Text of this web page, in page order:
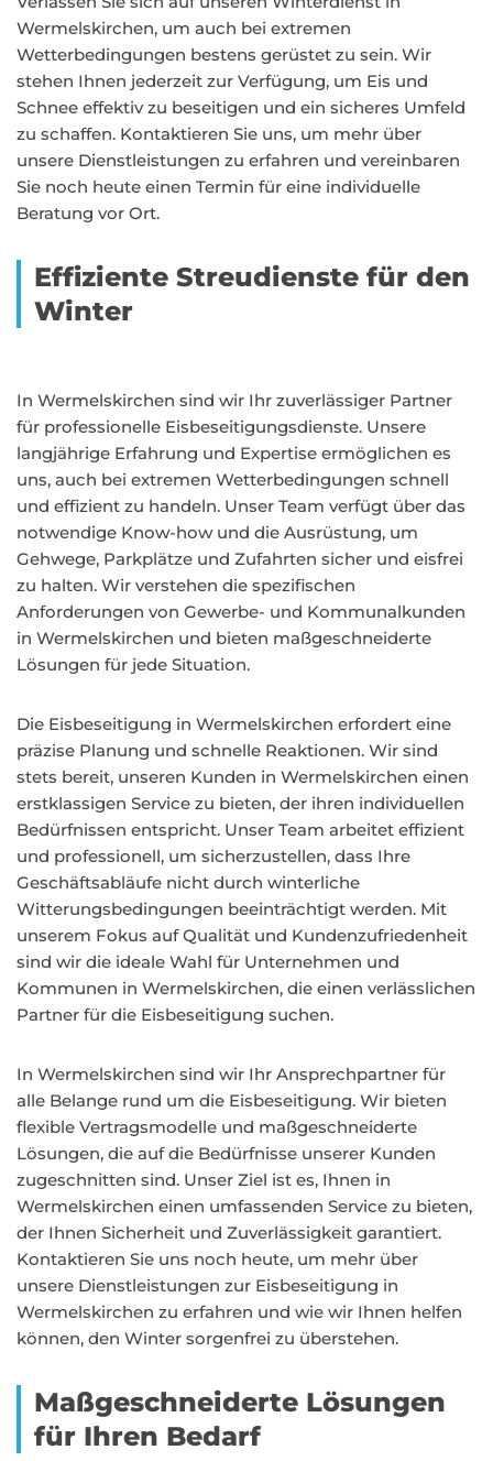
Wermelskirchen, um auch bei extremen
Wetterbedingungen bestens gerüstet zu sein. Wir
stehen Ihnen jederzeit zur Verfügung, um Eis und
Schnee effektiv zu beseitigen und ein sicheres Umfeld
zu schaffen. Kontaktieren Sie uns, um mehr über
unsere Dienstleistungen zu erfahren und vereinbaren
Sie noch heute einen Termin für eine individuelle
Beratung vor Ort.
Effiziente Streudienste für den
Winter
In Wermelskirchen sind wir Ihr zuverlässiger Partner
für professionelle Eisbeseitigungsdienste. Unsere
langjährige Erfahrung und Expertise ermöglichen es
uns, auch bei extremen Wetterbedingungen schnell
und effizient zu handeln. Unser Team verfügt über das
notwendige Know-how und die Ausrüstung, um
Gehwege, Parkplätze und Zufahrten sicher und eisfrei
zu halten. Wir verstehen die spezifischen
Anforderungen von Gewerbe- und Kommunalkunden
in Wermelskirchen und bieten maßgeschneiderte
Lösungen für jede Situation.
Die Eisbeseitigung in Wermelskirchen erfordert eine
präzise Planung und schnelle Reaktionen. Wir sind
stets bereit, unseren Kunden in Wermelskirchen einen
erstklassigen Service zu bieten, der ihren individuellen
Bedürfnissen entspricht. Unser Team arbeitet effizient
und professionell, um sicherzustellen, dass Ihre
Geschäftsabläufe nicht durch winterliche
Witterungsbedingungen beeinträchtigt werden. Mit
unserem Fokus auf Qualität und Kundenzufriedenheit
sind wir die ideale Wahl für Unternehmen und
Kommunen in Wermelskirchen, die einen verlässlichen
Partner für die Eisbeseitigung suchen.
In Wermelskirchen sind wir Ihr Ansprechpartner für
alle Belange rund um die Eisbeseitigung. Wir bieten
flexible Vertragsmodelle und maßgeschneiderte
Lösungen, die auf die Bedürfnisse unserer Kunden
zugeschnitten sind. Unser Ziel ist es, Ihnen in
Wermelskirchen einen umfassenden Service zu bieten,
der Ihnen Sicherheit und Zuverlässigkeit garantiert.
Kontaktieren Sie uns noch heute, um mehr über
unsere Dienstleistungen zur Eisbeseitigung in
Wermelskirchen zu erfahren und wie wir Ihnen helfen
können, den Winter sorgenfrei zu überstehen.
Maßgeschneiderte Lösungen
für Ihren Bedarf